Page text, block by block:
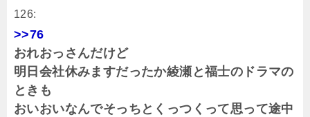
126:
>>76
おれおっさんだけど
明日会社休みますだったか綾瀬と福士のドラマの
ときも
おいおいなんでそっちとくっつくって思って途中